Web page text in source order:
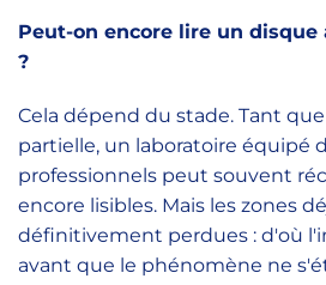
Peut-on encore lire un
?
Cela dépend du stade. Tant
partielle, un laboratoire équipé
professionnels peut souvent
encore lisibles. Mais les zones
définitivement perdues : d'où
avant que le phénomène ne